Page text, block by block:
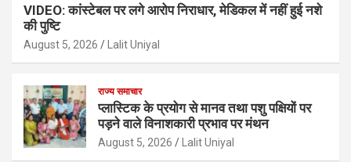
VIDEO: कांस्टेबल पर लगे आरोप निराधार, मेडिकल में नहीं हुई नशे
की पुष्टि
August 5, 2026 Lalit Uniyal
राज्य समाचार
प्लास्टिक के प्रयोग से मानव तथा पशु पक्षियों पर
पड़ने वाले विनाशकारी प्रभाव पर मंथन
August 5, 2026 Lalit Uniyal